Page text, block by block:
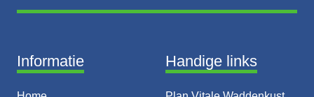
Informatie Handige links